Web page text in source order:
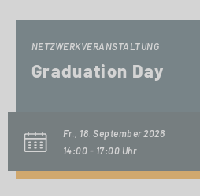
NETZWERKVERANSTALTUNG
Graduation Day
Fr., 18. September 2026
14:00 - 17:00 Uhr